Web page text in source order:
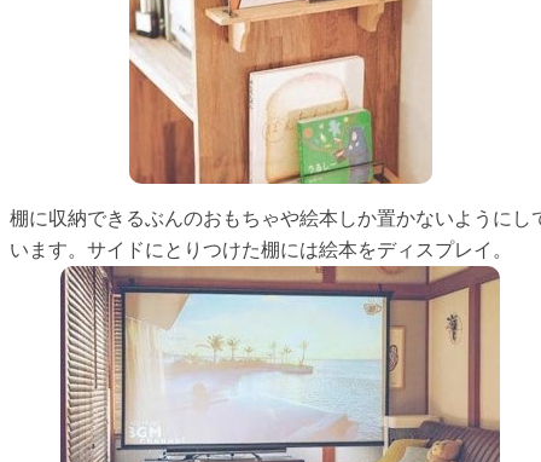
棚に収納できるぶんのおもちゃや絵本しか置かないようにし
います。サイドにとりつけた棚には絵本をディスプレイ。